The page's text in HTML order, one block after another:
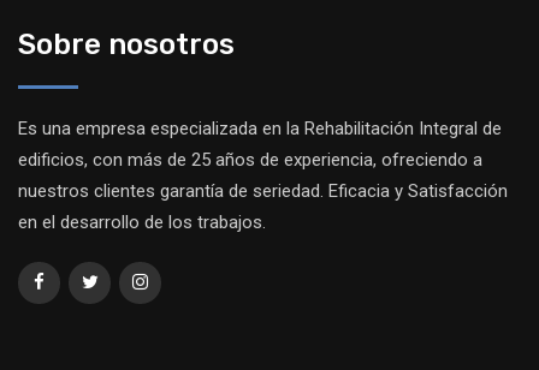
Sobre nosotros
Es una empresa especializada en la Rehabilitación Integral de
edificios, con más de 25 años de experiencia, ofreciendo a
nuestros clientes garantía de seriedad. Eficacia y Satisfacción
en el desarrollo de los trabajos.